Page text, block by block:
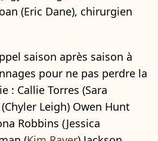
(Eric Dane), chirurgien
saison après saison à
pour ne pas perdre la
: Callie Torres (Sara
Leigh) Owen Hunt
Robbins (Jessica